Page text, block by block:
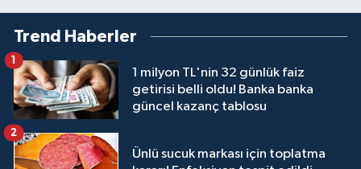
Trend Haberler
1 milyon TL'nin 32 günlük faiz
getirisi belli oldu! Banka banka
güncel kazanç tablosu
1
Ünlü sucuk markası için toplatma
2